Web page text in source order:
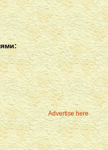
Advertise here